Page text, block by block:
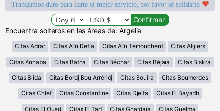
Trabajamos duro para darte el mejor servicio, por favor sé solidario
Encuentra solteros en las áreas de: Argelia
Citas Adrar Citas Aïn Defla Citas Aïn Témouchent Citas Algiers
Citas Annaba Citas Batna Citas Béchar Citas Béjaïa Citas Biskra
Citas Blida Citas Bordj Bou Arréridj Citas Bouira Citas Boumerdes
Citas Chlef Citas Constantine Citas Djelfa Citas El Bayadh
Citas El Oued Citas El Tarf Citas Ghardaia Citas Guelma